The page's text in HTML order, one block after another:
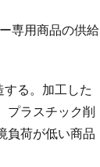
専用商品の供給
する。加工した
プラスチック削
負荷が低い商品